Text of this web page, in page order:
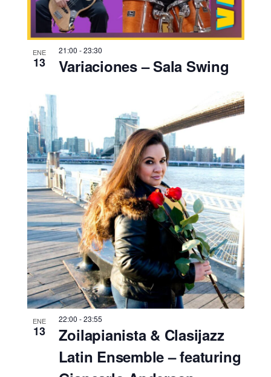
ENE
13
21:00 -23:30
Variaciones – Sala Swing
ENE
13
22:00 -23:55
Zoilapianista & Clasijazz
Latin Ensemble – featuring